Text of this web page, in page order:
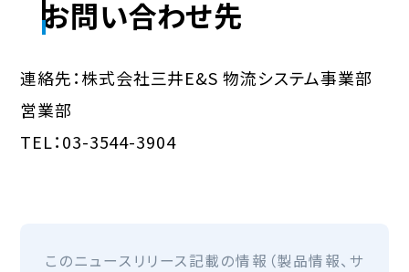
お問い合わせ先
連絡先：株式会社三井E&S 物流システム事業部
営業部
TEL：03-3544-3904
このニュースリリース記載の情報（製品情報、サ